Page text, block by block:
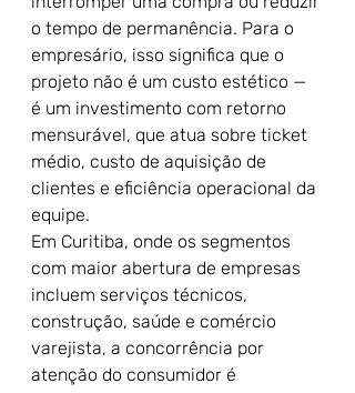
o tempo de permanência. Para o
empresário, isso significa que o
projeto não é um custo estético —
é um investimento com retorno
mensurável, que atua sobre ticket
médio, custo de aquisição de
clientes e eficiência operacional da
equipe.
Em Curitiba, onde os segmentos
com maior abertura de empresas
incluem serviços técnicos,
construção, saúde e comércio
varejista, a concorrência por
atenção do consumidor é